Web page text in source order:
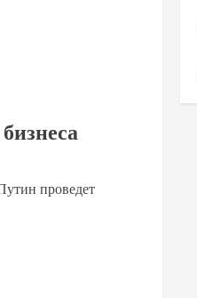
проведет